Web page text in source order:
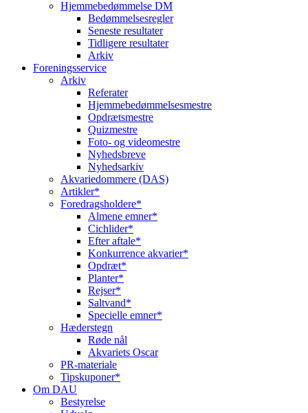
Hjemmebedømmelse DM
Bedømmelsesregler
Seneste resultater
Tidligere resultater
Arkiv
Foreningsservice
Arkiv
Referater
Hjemmebedømmelsesmestre
Opdrætsmestre
Quizmestre
Foto- og videomestre
Nyhedsbreve
Nyhedsarkiv
Akvariedommere (DAS)
Artikler*
Foredragsholdere*
Almene emner*
Cichlider*
Efter aftale*
Konkurrence akvarier*
Opdræt*
Planter*
Rejser*
Saltvand*
Specielle emner*
Hæderstegn
Røde nål
Akvariets Oscar
PR-materiale
Tipskuponer*
Om DAU
Bestyrelse